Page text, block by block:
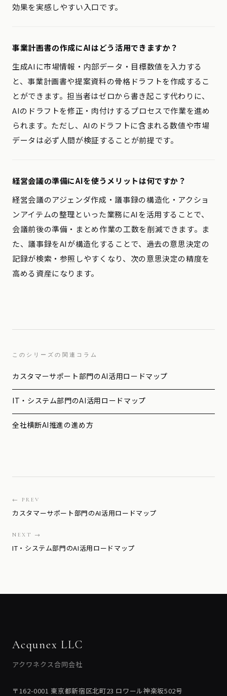
効果を実感しやすい入口です。
事業計画書の作成にAIはどう活用できますか？
生成AIに市場情報・内部データ・目標数値を入力する
と、事業計画書や提案資料の骨格ドラフトを作成するこ
とができます。担当者はゼロから書き起こす代わりに、
AIのドラフトを修正・肉付けするプロセスで作業を進め
られます。ただし、AIのドラフトに含まれる数値や市場
データは必ず人間が検証することが前提です。
経営会議の準備にAIを使うメリットは何ですか？
経営会議のアジェンダ作成・議事録の構造化・アクショ
ンアイテムの整理といった業務にAIを活用することで、
会議前後の準備・まとめ作業の工数を削減できます。ま
た、議事録をAIが構造化することで、過去の意思決定の
記録が検索・参照しやすくなり、次の意思決定の精度を
高める資産になります。
このシリーズの関連コラム
カスタマーサポート部門のAI活用ロードマップ
IT・システム部門のAI活用ロードマップ
全社横断AI推進の進め方
← PREV
カスタマーサポート部門のAI活用ロードマップ
NEXT →
IT・システム部門のAI活用ロードマップ
Acqunex LLC
アクワネクス合同会社
〒162-0001 東京都新宿区北町23 ロワール神楽坂502号